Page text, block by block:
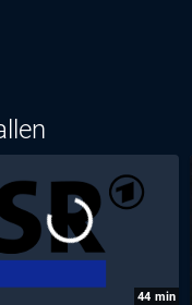
44 min